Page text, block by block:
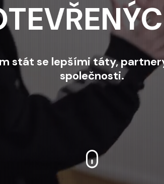
stát se lepšími táty,
společnosti.